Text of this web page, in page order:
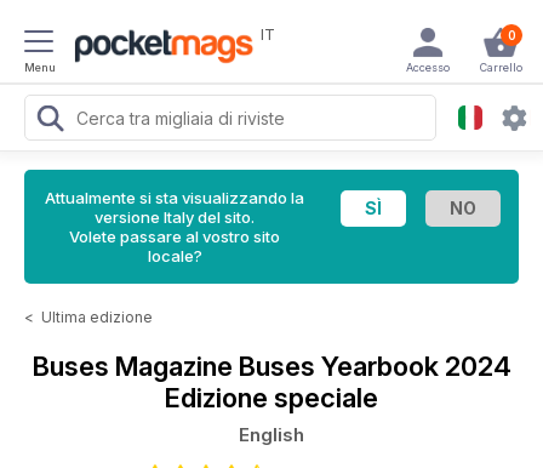
Menu
IT 0
Carrello
Accesso
Attualmente si sta visualizzando la
versione Italy del sito.
Volete passare al vostro sito
locale?
< Ultima edizione
Buses Magazine Buses Yearbook 2024
Edizione speciale
English